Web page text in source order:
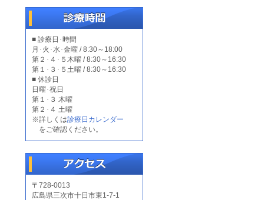
■ 診療日･時間
月･火･水･金曜 / 8:30～18:00
第２･４･５木曜 / 8:30～16:30
第１･３･５土曜 / 8:30～16:30
■ 休診日
日曜･祝日
第１･３ 木曜
第２･４ 土曜
※詳しくは診療日カレンダー
をご確認ください。
〒728-0013
広島県三次市十日市東1-7-1